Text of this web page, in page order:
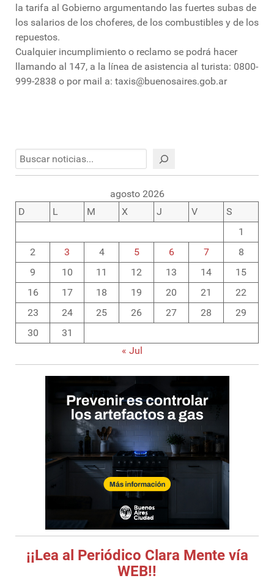
la tarifa al Gobierno argumentando las fuertes subas de
los salarios de los choferes, de los combustibles y de los
repuestos.
Cualquier incumplimiento o reclamo se podrá hacer
llamando al 147, a la línea de asistencia al turista: 0800-
999-2838 o por mail a: taxis@buenosaires.gob.ar
Buscar
agosto 2026
D
L M X J V
S
1
2
3 4 5 6 7
8
9
10 11 12 13 14
15
16
17 18 19 20 21
22
23
24 25 26 27 28
29
30
31
« Jul
¡¡Lea al Periódico Clara Mente vía
WEB!!